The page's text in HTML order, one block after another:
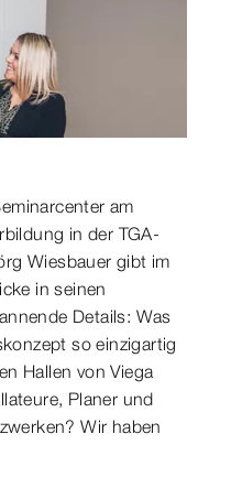
am
in der TGA-
Wiesbauer gibt im
in seinen
Details: Was
so einzigartig
Hallen von Viega
Planer und
Wir haben